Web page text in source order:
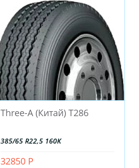
Three-A (Китай) T286
385/65 R22,5 160K
32850 Р